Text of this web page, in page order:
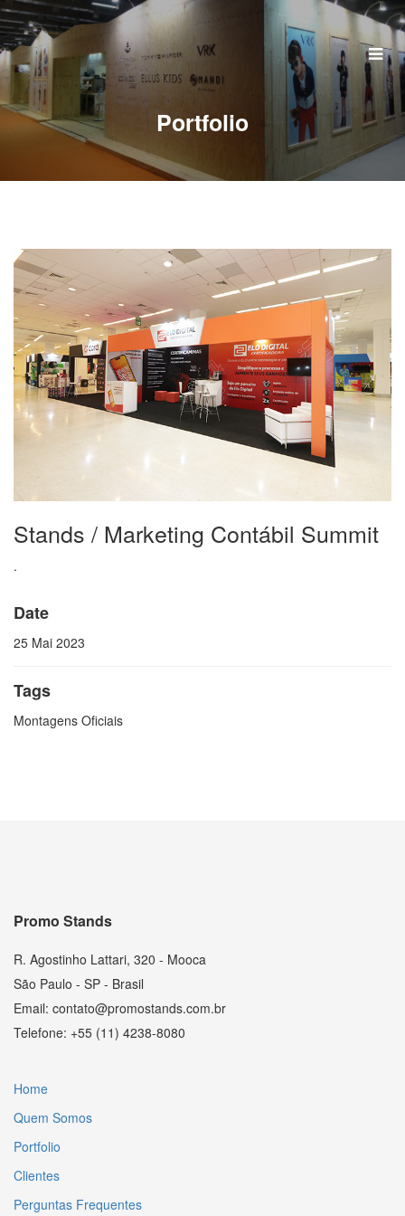
Portfolio
Stands / Marketing Contábil Summit
.
Date
25 Mai 2023
Tags
Montagens Oficiais
Promo Stands
R. Agostinho Lattari, 320 - Mooca
São Paulo - SP - Brasil
Email: contato@promostands.com.br
Telefone: +55 (11) 4238-8080
Home
Quem Somos
Portfolio
Clientes
Perguntas Frequentes
Home
Serviços
Portfolio
Perguntas Frequentes
Contato